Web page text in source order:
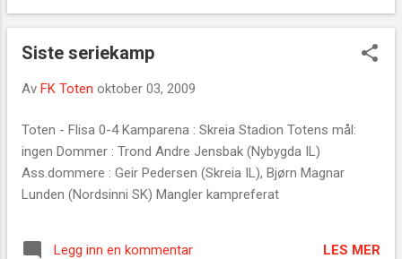
Målscorere: Robert Kolner 6 Anders Lunstadsveen 4 Bjørn
Jonas Liereng 1 Audun Buflaten 1 Pål Glemmestad 1 Lars
Siste seriekamp
Av FK Toten oktober 03, 2009
Toten - Flisa 0-4 Kamparena : Skreia Stadion Totens mål:
ingen Dommer : Trond Andre Jensbak (Nybygda IL)
Ass.dommere : Geir Pedersen (Skreia IL), Bjørn Magnar
Lunden (Nordsinni SK) Mangler kampreferat
Legg inn en kommentar LES MER